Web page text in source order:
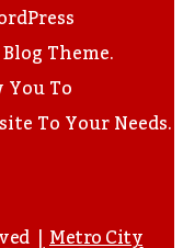
Theme.
To
To Your Needs.
|Metro City